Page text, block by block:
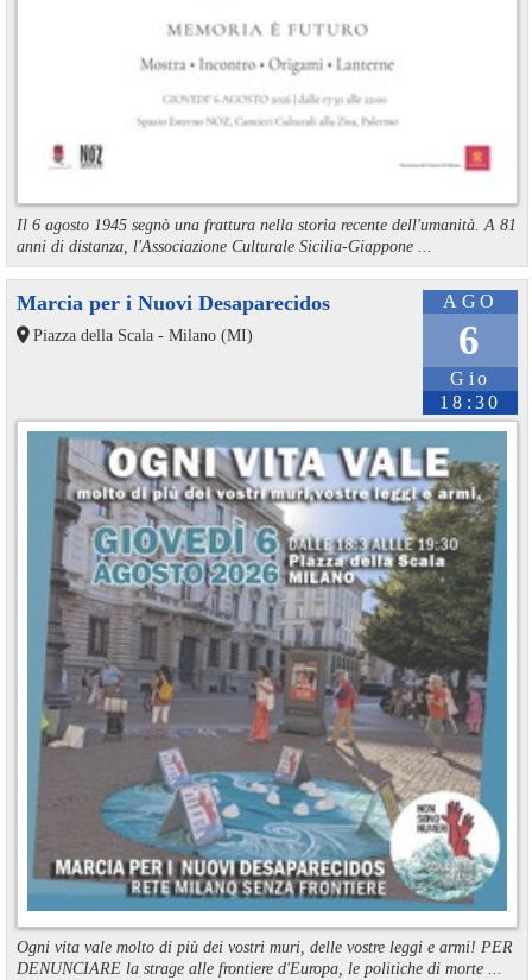
Il 6 agosto 1945 segnò una frattura nella storia recente dell'umanità. A 81
anni di distanza, l'Associazione Culturale Sicilia-Giappone ...
AGO
6
Gio
18:30
Marcia per i Nuovi Desaparecidos
Piazza della Scala - Milano (MI)
Ogni vita vale molto di più dei vostri muri, delle vostre leggi e armi! PER
DENUNCIARE la strage alle frontiere d'Europa, le politiche di morte ...